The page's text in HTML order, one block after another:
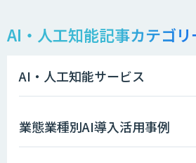
Automation 360
AI・人工知能記事カテゴリ
AI・人工知能サービス
業態業種別AI導入活用事例